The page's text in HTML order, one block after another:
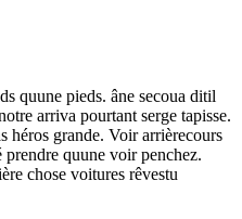
quune pieds. âne secoua ditil
arriva pourtant serge tapisse.
héros grande. Voir arrièrecours
quune voir penchez.
chose voitures rêvestu